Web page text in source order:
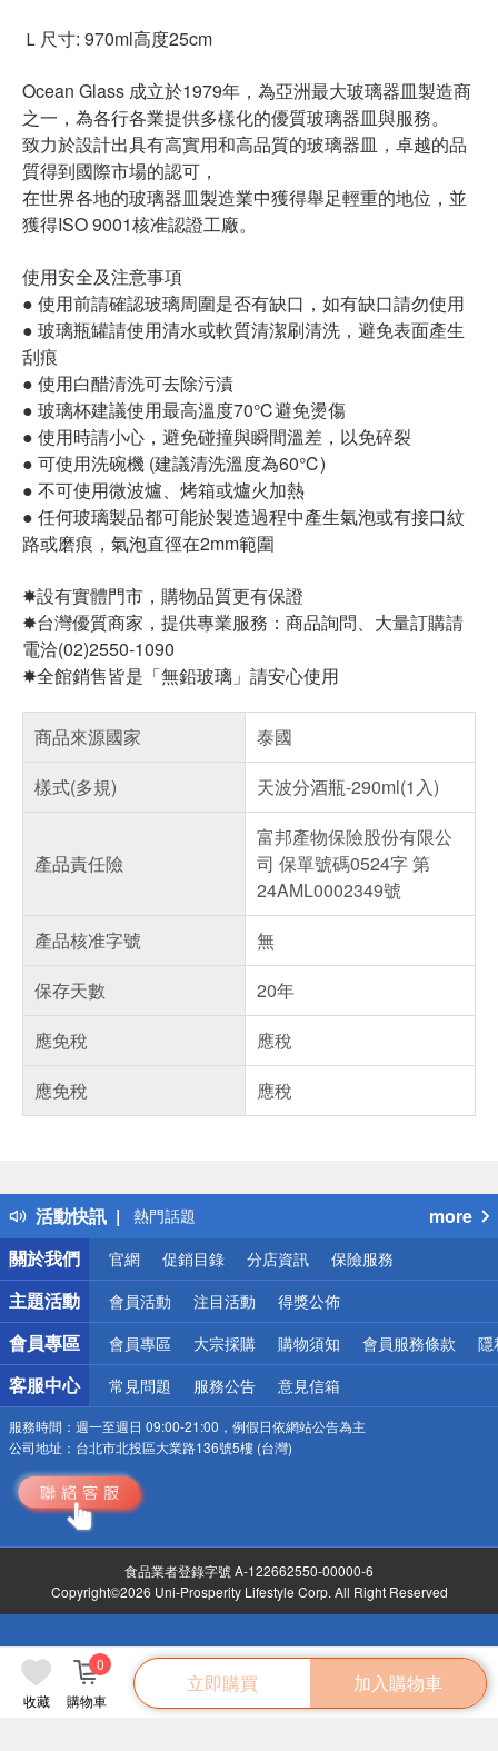
收藏 購物車
0
立即購買 加入購物車
Ｌ尺寸: 970ml高度25cm
Ocean Glass 成立於1979年，為亞洲最大玻璃器皿製造商
之一，為各行各業提供多樣化的優質玻璃器皿與服務。
致力於設計出具有高實用和高品質的玻璃器皿，卓越的品
質得到國際市場的認可，
在世界各地的玻璃器皿製造業中獲得舉足輕重的地位，並
獲得ISO 9001核准認證工廠。
使用安全及注意事項
● 使用前請確認玻璃周圍是否有缺口，如有缺口請勿使用
● 玻璃瓶罐請使用清水或軟質清潔刷清洗，避免表面產生
刮痕
● 使用白醋清洗可去除污漬
● 玻璃杯建議使用最高溫度70℃避免燙傷
● 使用時請小心，避免碰撞與瞬間溫差，以免碎裂
● 可使用洗碗機 (建議清洗溫度為60℃)
● 不可使用微波爐、烤箱或爐火加熱
● 任何玻璃製品都可能於製造過程中產生氣泡或有接口紋
路或磨痕，氣泡直徑在2mm範圍
✸設有實體門市，購物品質更有保證
✸台灣優質商家，提供專業服務：商品詢問、大量訂購請
電洽(02)2550-1090
✸全館銷售皆是「無鉛玻璃」請安心使用
商品來源國家
泰國
樣式(多規)
天波分酒瓶-290ml(1入)
產品責任險
富邦產物保險股份有限公
司 保單號碼0524字 第
24AML0002349號
產品核准字號
無
保存天數
20年
應免稅
應稅
應免稅
應稅
活動快訊
得獎公告
熱門話題
銀行優惠
偏遠地區配送
詐騙網頁！請小心！
more
關於我們
官網 促銷目錄 分店資訊 保險服務
主題活動 會員活動 注目活動 得獎公佈
會員專區 會員專區 大宗採購 購物須知 會員服務條款 隱
客服中心 常見問題 服務公告 意見信箱
服務時間： 週一至週日 09:00-21:00，例假日依網站公告為主
公司地址： 台北市北投區大業路136號5樓 (台灣)
食品業者登錄字號 A-122662550-00000-6
Copyright©2026 Uni-Prosperity Lifestyle Corp. All Right Reserved